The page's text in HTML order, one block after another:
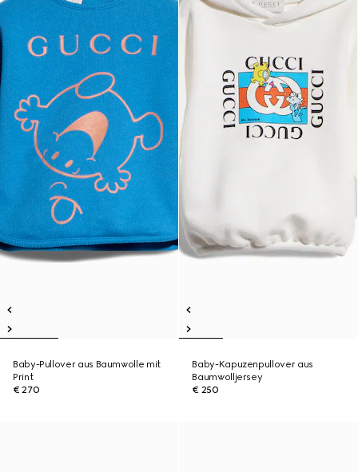
Baby-Pullover aus Baumwolle mit
Print
€ 270
Baby-Kapuzenpullover aus
Baumwolljersey
€ 250